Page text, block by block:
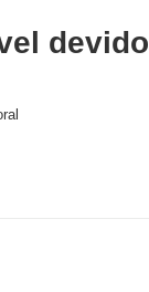
devido